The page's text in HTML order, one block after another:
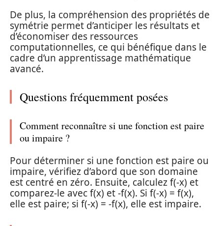
De plus, la compréhension des propriétés de
symétrie permet d’anticiper les résultats et
d’économiser des ressources
computationnelles, ce qui bénéfique dans le
cadre d’un apprentissage mathématique
avancé.
Questions fréquemment posées
Comment reconnaître si une fonction est paire
ou impaire ?
Pour déterminer si une fonction est paire ou
impaire, vérifiez d’abord que son domaine
est centré en zéro. Ensuite, calculez f(-x) et
comparez-le avec f(x) et -f(x). Si f(-x) = f(x),
elle est paire; si f(-x) = -f(x), elle est impaire.